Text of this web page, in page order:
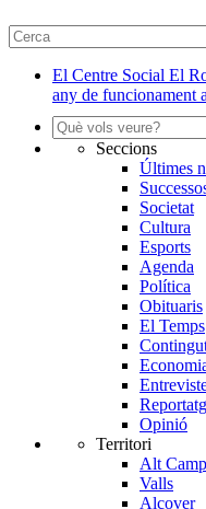
El Centre Social El
any de funcionament
Seccions
Últimes
Societat
Cultura
Esports
Agenda
Política
Obituaris
El Temps
Opinió
Territori
Alt Camp
Valls
Alcover